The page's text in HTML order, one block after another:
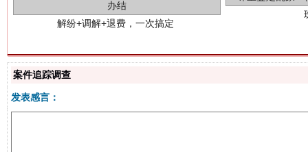
案件追踪调查
发表感言：